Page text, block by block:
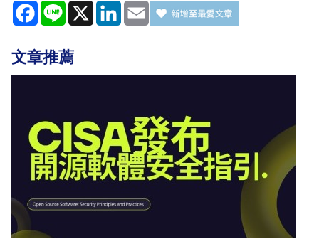
Facebook
Line X LinkedIn
Email
文章推薦